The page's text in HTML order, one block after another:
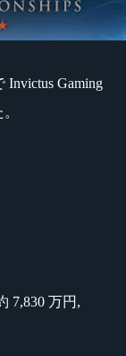
Invictus Gaming
7,830 万円,